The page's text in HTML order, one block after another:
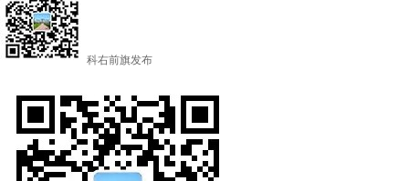
科右前旗发布